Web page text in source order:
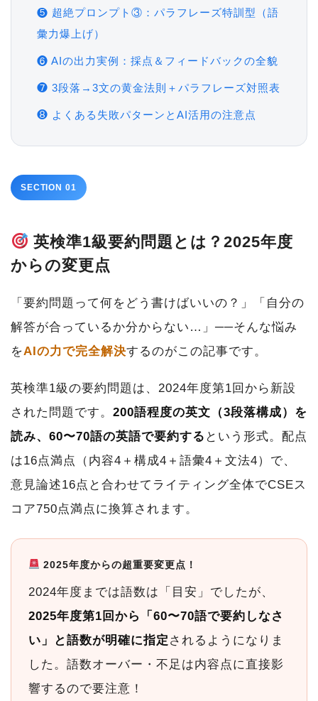
❺ 超絶プロンプト③：パラフレーズ特訓型（語
彙力爆上げ）
❻ AIの出力実例：採点＆フィードバックの全貌
❼ 3段落→3文の黄金法則＋パラフレーズ対照表
❽ よくある失敗パターンとAI活用の注意点
SECTION 01
英検準1級要約問題とは？2025年度
からの変更点
「要約問題って何をどう書けばいいの？」「自分の
解答が合っているか分からない…」──そんな悩み
をAIの力で完全解決するのがこの記事です。
英検準1級の要約問題は、2024年度第1回から新設
された問題です。 200語程度の英文（3段落構成）を
読み、60〜70語の英語で要約する という形式。配点
は16点満点（内容4＋構成4＋語彙4＋文法4）で、
意見論述16点と合わせてライティング全体でCSEス
コア750点満点に換算されます。
2025年度からの超重要変更点！
2024年度までは語数は「目安」でしたが、
2025年度第1回から「60〜70語で要約しなさ
い」と語数が明確に指定 されるようになりま
した。語数オーバー・不足は内容点に直接影
響するので要注意！